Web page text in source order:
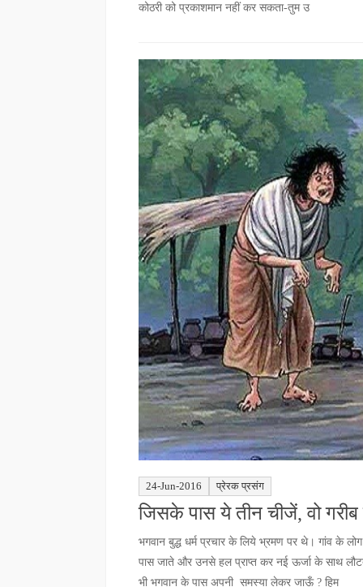
कोठरी को प्रकाशमान नहीं कर सकता-तुम उ
24-Jun-2016 प्रेरक प्रसंग
जिसके पास ये तीन चीजें, वो
भगवान बुद्ध धर्म प्रचार के लिये भ्रमण पर थे। गांव
पास जाते और उनसे हल प्राप्त कर नई ऊर्जा के साथ
भी भगवान के पास अपनी समस्या लेकर जाऊँ ? हिम